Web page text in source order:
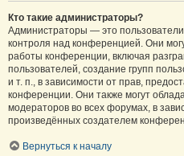
Кто такие администраторы?
Администраторы — это
контроля над конференцией. Они
работы конференции, включая
пользователей, создание групп
и т. п., в зависимости от прав,
конференции. Они также могут
модераторов во всех форумах, в
произведённых создателем
Вернуться к началу